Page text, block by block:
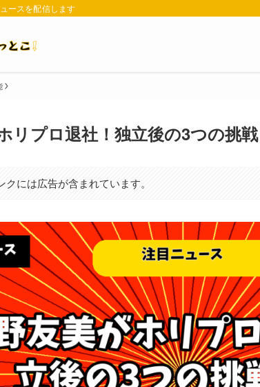
ースを配信します
リプロ退社！独立後の3つの挑
クには広告が含まれています。